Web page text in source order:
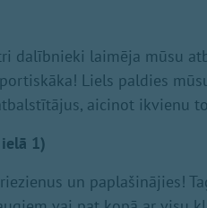
dalībnieki laimēja mūsu
Liels paldies
aicinot ikvienu
1)
un paplašinājies!